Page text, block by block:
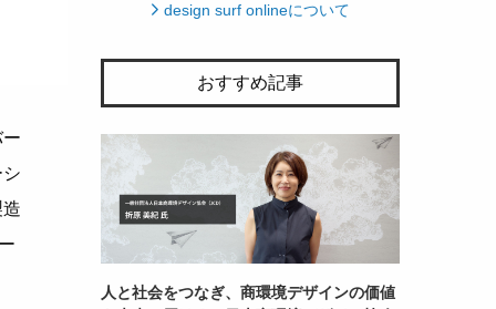
design surf onlineについて
おすすめ記事
人と社会をつなぎ、商環境デザインの価値